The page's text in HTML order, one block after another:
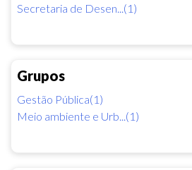
Secretaria de Desen...(1)
Grupos
Gestão Pública(1)
Meio ambiente e Urb...(1)